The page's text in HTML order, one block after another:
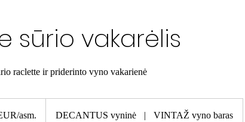
sūrio vakarėlis
raclette ir priderinto vyno vakarienė
asm. DECANTUS vyninė | VINTAŽ vyno baras